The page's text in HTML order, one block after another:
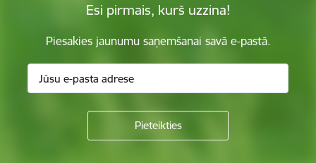
Esi pirmais, kurš uzzina!
Piesakies jaunumu saņemšanai savā e-pastā.